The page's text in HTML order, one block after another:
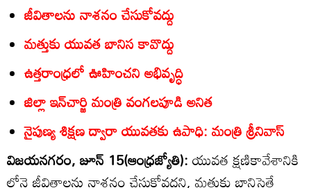
జీవితాలను నాశనం చేసుకోవద్దు
మత్తుకు యువత బానిస కావొద్దు
ఉత్తరాంధ్రలో ఊహించని అభివృద్ధి
జిల్లా ఇన్‌చార్జి మంత్రి వంగలపూడి అనిత
నైపుణ్య శిక్షణ ద్వారా యువతకు ఉపాధి: మంత్రి శ్రీనివాస్‌
విజయనగరం, జూన్‌ 15(ఆంధ్రజ్యోతి):యువత క్షణికావేశానికి
లోనై జీవితాలను నాశనం చేసుకోవద్దని, మత్తుకు బానిసైతే